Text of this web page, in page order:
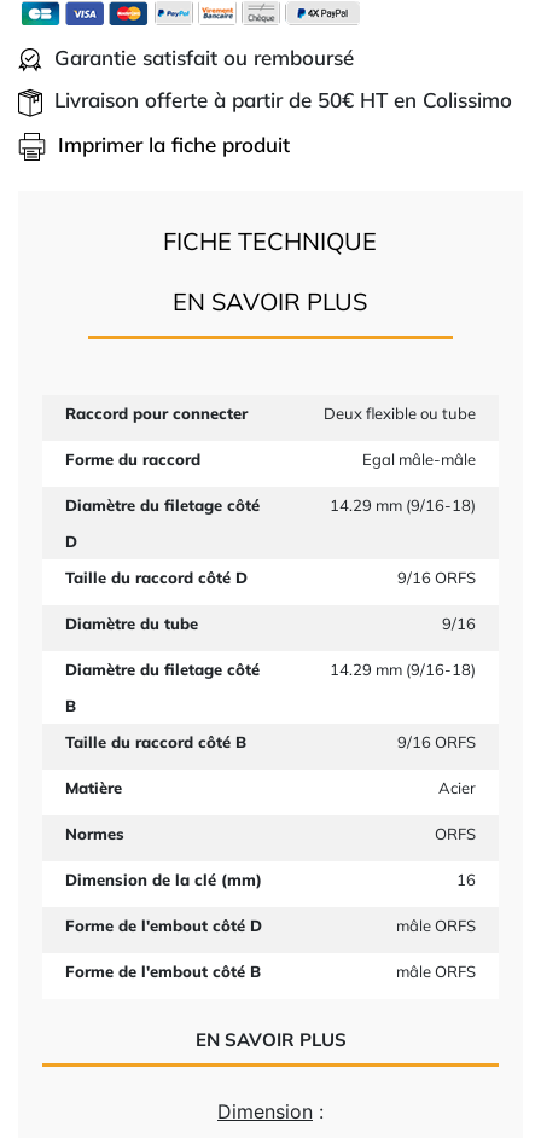
Garantie satisfait ou remboursé
Livraison offerte à partir de 50€ HT en Colissimo
Imprimer la fiche produit
FICHE TECHNIQUE
EN SAVOIR PLUS
Raccord pour connecter Deux flexible ou tube
Forme du raccord Egal mâle-mâle
Diamètre du filetage côté
D
14.29 mm (9/16-18)
Taille du raccord côté D 9/16 ORFS
Diamètre du tube 9/16
Diamètre du filetage côté
B
14.29 mm (9/16-18)
Taille du raccord côté B 9/16 ORFS
Matière Acier
Normes ORFS
Dimension de la clé (mm) 16
Forme de l'embout côté D mâle ORFS
Forme de l'embout côté B mâle ORFS
EN SAVOIR PLUS
Dimension :